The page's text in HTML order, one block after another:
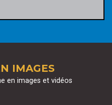
IMAGES
en images et vidéos